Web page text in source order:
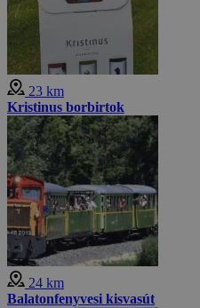
23 km
Kristinus borbirtok
24 km
Balatonfenyvesi kisvasút